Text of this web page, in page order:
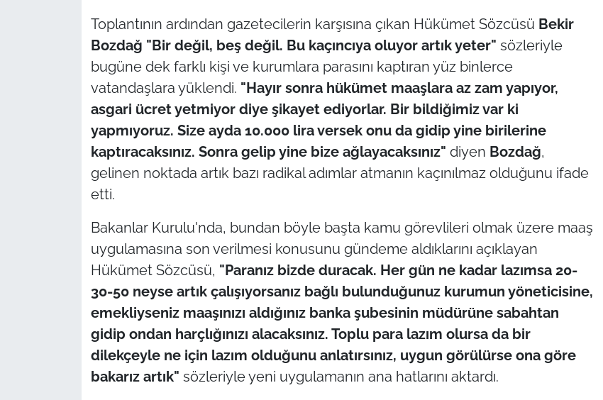
Toplantının ardından gazetecilerin karşısına çıkan Hükümet Sözcüsü Bekir
Bozdağ "Bir değil, beş değil. Bu kaçıncıya oluyor artık yeter" sözleriyle
bugüne dek farklı kişi ve kurumlara parasını kaptıran yüz binlerce
vatandaşlara yüklendi. "Hayır sonra hükümet maaşlara az zam yapıyor,
asgari ücret yetmiyor diye şikayet ediyorlar. Bir bildiğimiz var ki
yapmıyoruz. Size ayda 10.000 lira versek onu da gidip yine birilerine
kaptıracaksınız. Sonra gelip yine bize ağlayacaksınız" diyen Bozdağ,
gelinen noktada artık bazı radikal adımlar atmanın kaçınılmaz olduğunu ifade
etti.
Bakanlar Kurulu'nda, bundan böyle başta kamu görevlileri olmak üzere maaş
uygulamasına son verilmesi konusunu gündeme aldıklarını açıklayan
Hükümet Sözcüsü, "Paranız bizde duracak. Her gün ne kadar lazımsa 20-
30-50 neyse artık çalışıyorsanız bağlı bulunduğunuz kurumun yöneticisine,
emekliyseniz maaşınızı aldığınız banka şubesinin müdürüne sabahtan
gidip ondan harçlığınızı alacaksınız. Toplu para lazım olursa da bir
dilekçeyle ne için lazım olduğunu anlatırsınız, uygun görülürse ona göre
bakarız artık" sözleriyle yeni uygulamanın ana hatlarını aktardı.
İş Dünyası
Bilim Teknoloji
Canlı Maç
Gündem-Eğitim